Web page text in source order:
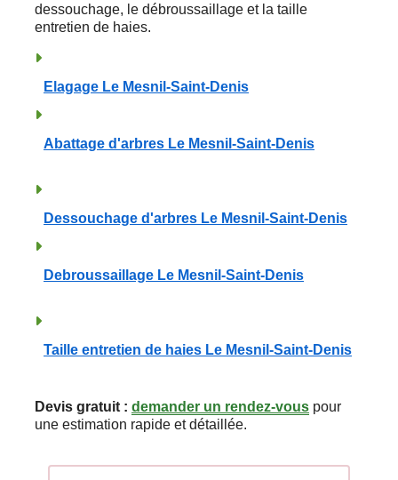
dessouchage, le débroussaillage et la taille
entretien de haies.
Elagage Le Mesnil-Saint-Denis
Abattage d'arbres Le Mesnil-Saint-Denis
Dessouchage d'arbres Le Mesnil-Saint-Denis
Debroussaillage Le Mesnil-Saint-Denis
Taille entretien de haies Le Mesnil-Saint-Denis
Devis gratuit : demander un rendez-vous pour
une estimation rapide et détaillée.